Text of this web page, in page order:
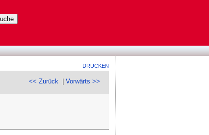
DRUCKEN
<< Zurück |Vorwärts >>